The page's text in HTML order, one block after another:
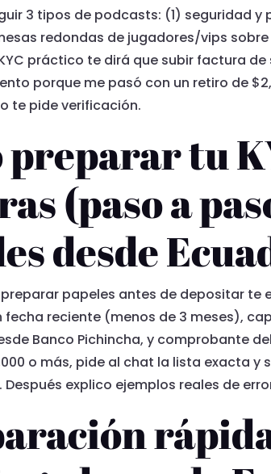
3 tipos de podcasts: (1) seguridad
redondas de jugadores/vips
práctico te dirá que subir factura
porque me pasó con un retiro de
te pide verificación.
preparar tu
(paso a
desde
papeles antes de depositar te
fecha reciente (menos de 3 meses),
Banco Pichincha, y comprobante
o más, pide al chat la lista exacta
explico ejemplos reales de